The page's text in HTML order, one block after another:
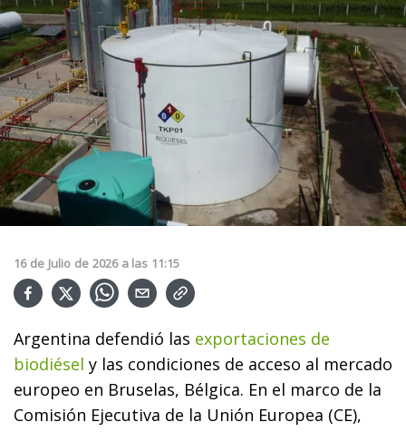
16 de Julio de 2026 a las 11:15
Argentina defendió las exportaciones de
biodiésel y las condiciones de acceso al mercado
europeo en Bruselas, Bélgica. En el marco de la
Comisión Ejecutiva de la Unión Europea (CE),